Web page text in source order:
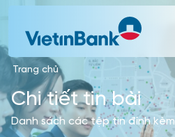
Trang chủ
Chi tiết tin bài
Danh sách các tệp tin đính kèm